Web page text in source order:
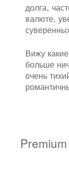
долга,
валюте,
Вижу
больше
очень